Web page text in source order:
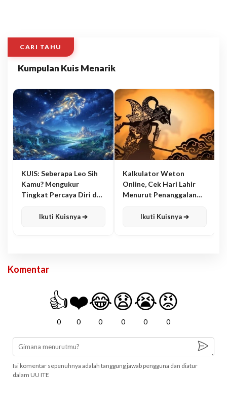
CARI TAHU
Kumpulan Kuis Menarik
KUIS: Seberapa Leo Sih
Kamu? Mengukur
Tingkat Percaya Diri dan
Ikuti Kuisnya ➔
Kalkulator Weton
Online, Cek Hari Lahir
Menurut Penanggalan
Ikuti Kuisnya ➔
Komentar
👍
0
❤️
0
😂
0
😧
0
😭
0
😡
0
Isi komentar sepenuhnya adalah tanggung jawab pengguna dan diatur
dalam UU ITE